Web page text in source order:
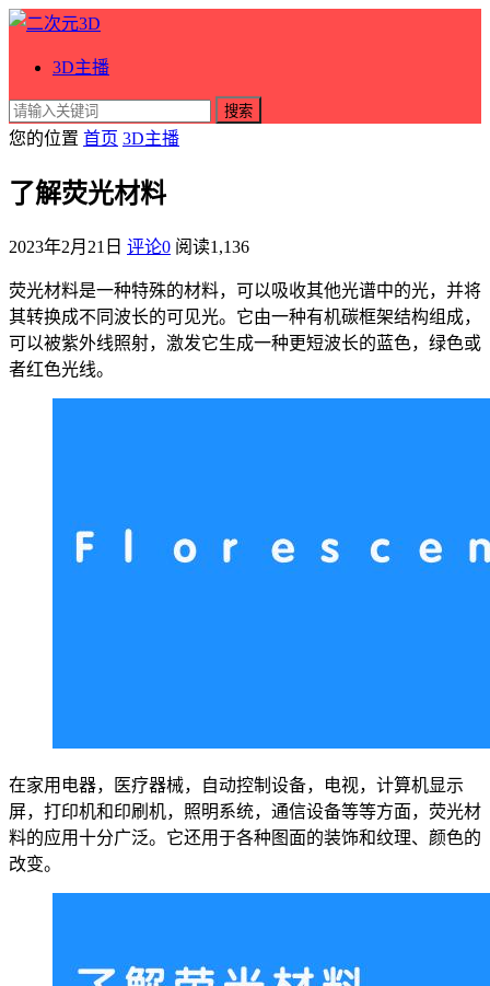
3D主播
搜索
您的位置 首页 3D主播
了解荧光材料
2023年2月21日 评论0 阅读1,136
荧光材料是一种特殊的材料，可以吸收其他光谱中的光，并将
其转换成不同波长的可见光。它由一种有机碳框架结构组成，
可以被紫外线照射，激发它生成一种更短波长的蓝色，绿色或
者红色光线。
在家用电器，医疗器械，自动控制设备，电视，计算机显示
屏，打印机和印刷机，照明系统，通信设备等等方面，荧光材
料的应用十分广泛。它还用于各种图面的装饰和纹理、颜色的
改变。